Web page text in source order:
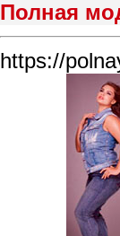
Полная
https://